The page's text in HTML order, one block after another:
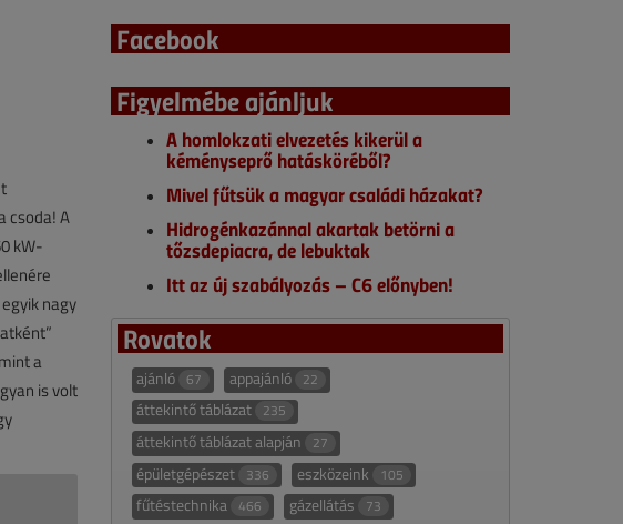
csoda! A
kW-
nagy
a
is volt
Facebook
Figyelmébe ajánljuk
A homlokzati elvezetés kikerül a
kéményseprő hatásköréből?
Mivel fűtsük a magyar családi házakat?
Hidrogénkazánnal akartak betörni a
tőzsdepiacra, de lebuktak
Itt az új szabályozás – C6 előnyben!
Rovatok
ajánló 67 appajánló 22
áttekintő táblázat 235
áttekintő táblázat alapján 27
épületgépészet 336 eszközeink 105
fűtéstechnika 466 gázellátás 73